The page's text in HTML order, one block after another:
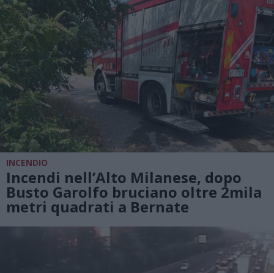
INCENDIO
Incendi nell’Alto Milanese, dopo
Busto Garolfo bruciano oltre 2mila
metri quadrati a Bernate